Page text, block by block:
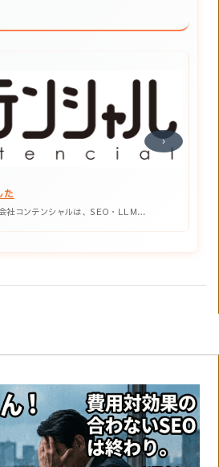
創業12周年を迎えました
創業12周年を迎えた株式会社コンテンシャルは、SEO
›